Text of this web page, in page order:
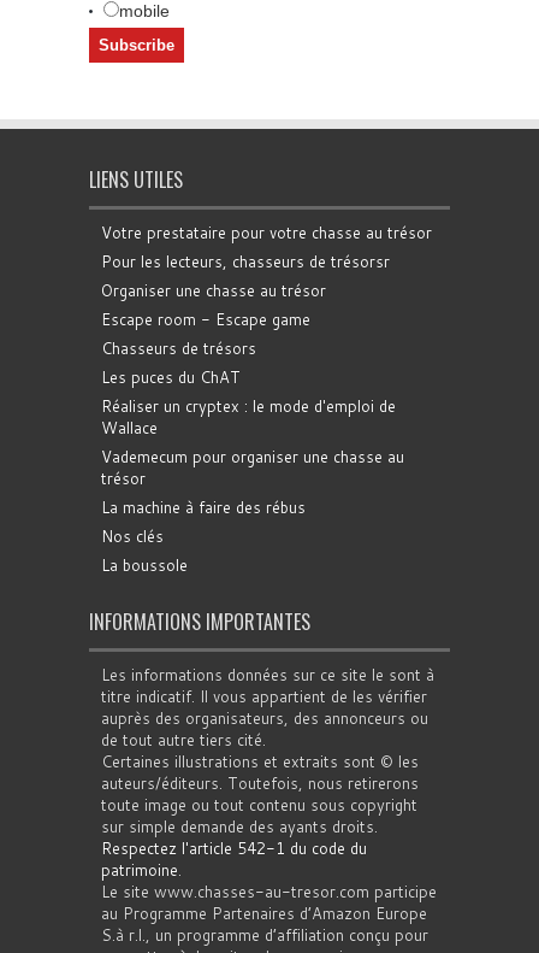
mobile
LIENS UTILES
Votre prestataire pour votre chasse au trésor
Pour les lecteurs, chasseurs de trésorsr
Organiser une chasse au trésor
Escape room - Escape game
Chasseurs de trésors
Les puces du ChAT
Réaliser un cryptex : le mode d'emploi de
Wallace
Vademecum pour organiser une chasse au
trésor
La machine à faire des rébus
Nos clés
La boussole
INFORMATIONS IMPORTANTES
Les informations données sur ce site le sont à
titre indicatif. Il vous appartient de les vérifier
auprès des organisateurs, des annonceurs ou
de tout autre tiers cité.
Certaines illustrations et extraits sont © les
auteurs/éditeurs. Toutefois, nous retirerons
toute image ou tout contenu sous copyright
sur simple demande des ayants droits.
Respectez l'article 542-1 du code du
patrimoine.
Le site www.chasses-au-tresor.com participe
au Programme Partenaires d’Amazon Europe
S.à r.l., un programme d’affiliation conçu pour